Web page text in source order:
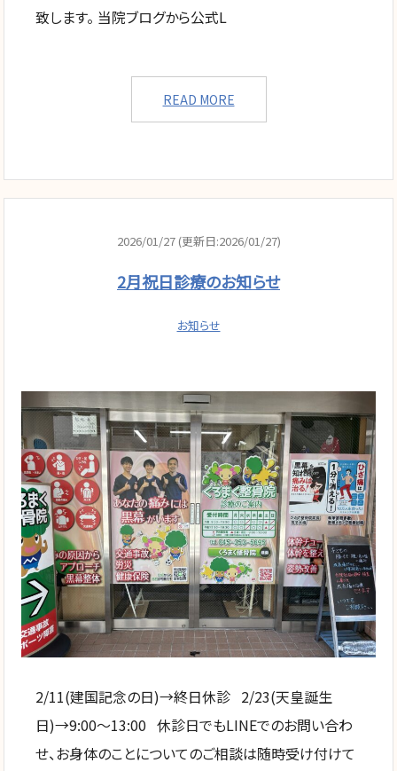
致します。 当院ブログから公式L
READ MORE
2026/01/27 (更新日:2026/01/27)
2月祝日診療のお知らせ
お知らせ
2/11(建国記念の日)→終日休診 2/23(天皇誕生
日)→9:00〜13:00 休診日でもLINEでのお問い合わ
せ、お身体のことについてのご相談は随時受け付けて